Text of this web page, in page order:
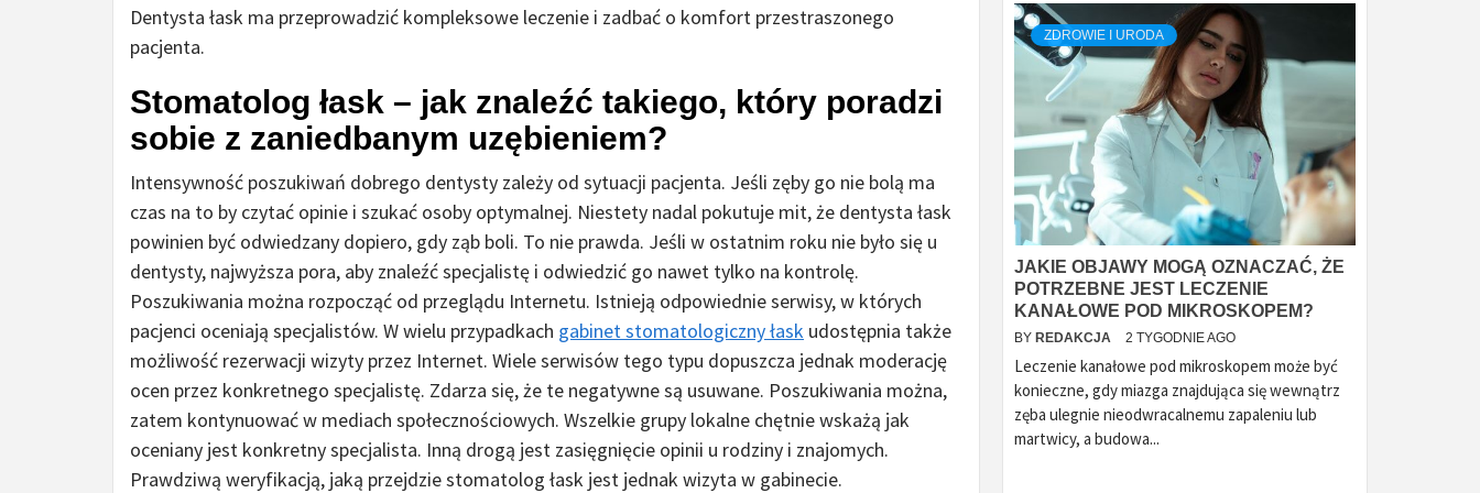
Dentysta łask ma przeprowadzić kompleksowe leczenie i zadbać o komfort przestraszonego
pacjenta.
Stomatolog łask – jak znaleźć takiego, który poradzi
sobie z zaniedbanym uzębieniem?
Intensywność poszukiwań dobrego dentysty zależy od sytuacji pacjenta. Jeśli zęby go nie bolą ma
czas na to by czytać opinie i szukać osoby optymalnej. Niestety nadal pokutuje mit, że dentysta łask
powinien być odwiedzany dopiero, gdy ząb boli. To nie prawda. Jeśli w ostatnim roku nie było się u
dentysty, najwyższa pora, aby znaleźć specjalistę i odwiedzić go nawet tylko na kontrolę.
Poszukiwania można rozpocząć od przeglądu Internetu. Istnieją odpowiednie serwisy, w których
pacjenci oceniają specjalistów. W wielu przypadkach gabinet stomatologiczny łask udostępnia także
możliwość rezerwacji wizyty przez Internet. Wiele serwisów tego typu dopuszcza jednak moderację
ocen przez konkretnego specjalistę. Zdarza się, że te negatywne są usuwane. Poszukiwania można,
zatem kontynuować w mediach społecznościowych. Wszelkie grupy lokalne chętnie wskażą jak
oceniany jest konkretny specjalista. Inną drogą jest zasięgnięcie opinii u rodziny i znajomych.
Prawdziwą weryfikacją, jaką przejdzie stomatolog łask jest jednak wizyta w gabinecie.
ZDROWIE I URODA
JAKIE OBJAWY MOGĄ OZNACZAĆ, ŻE
POTRZEBNE JEST LECZENIE
KANAŁOWE POD MIKROSKOPEM?
BY REDAKCJA 2 TYGODNIE AGO
Leczenie kanałowe pod mikroskopem może być
konieczne, gdy miazga znajdująca się wewnątrz
zęba ulegnie nieodwracalnemu zapaleniu lub
martwicy, a budowa...